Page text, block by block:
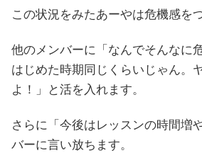
この状況をみたあーやは危機感を
他のメンバーに「なんでそんなに
はじめた時期同じくらいじゃん。
よ！」と活を入れます。
さらに「今後はレッスンの時間増
バーに言い放ちます。